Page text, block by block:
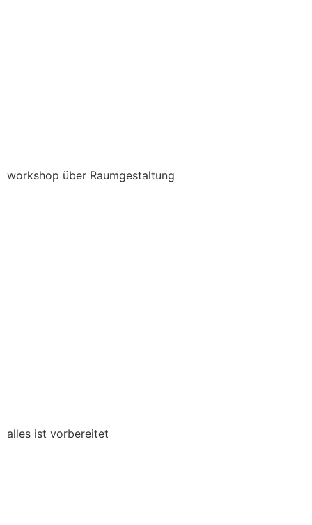
workshop über Raumgestaltung
alles ist vorbereitet